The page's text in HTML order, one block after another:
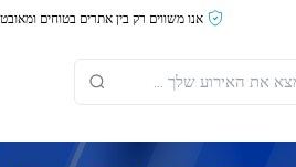
אנו משווים רק בין אתרים בטוחים